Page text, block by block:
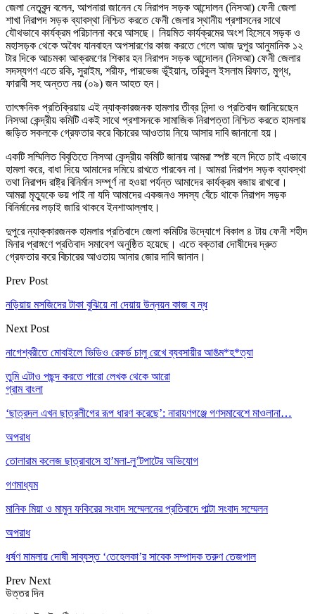
জেলা নেতৃবৃন্দ বলেন, আপনারা জানেন যে নিরাপদ সড়ক আন্দোলন (নিসআ) ফেনী জেলা
শাখা নিরাপদ সড়ক ব্যাবস্থা নিশ্চিত করতে ফেনী জেলার স্থানীয় প্রশাসনের সাথে
যৌথভাবে কার্যক্রম পরিচালনা করে আসছে। নিয়মিত কার্যক্রমের অংশ হিসেবে সড়ক ও
মহাসড়ক থেকে অবৈধ যানবাহন অপসারণের কাজ করতে গেলে আজ দুপুর আনুমানিক ১২
টার দিকে আচমকা আক্রমণের শিকার হন নিরাপদ সড়ক আন্দোলন (নিসআ) ফেনী জেলার
সদস্যগণ এতে রকি, সুরাইম, শরীফ, পারভেজ ভূঁইয়ান, তরিকুল ইসলাম রিফাত, মুগ্ধ,
ফারাবী সহ অন্তত নয় (০৯) জন আহত হন।
তাৎক্ষনিক প্রতিক্রিয়ায় এই ন্যাক্কারজনক হামলার তীব্র নিন্দা ও প্রতিবাদ জানিয়েছেন
নিসআ কেন্দ্রীয় কমিটি একই সাথে প্রশাসনকে সামাজিক নিরাপত্তা নিশ্চিত করতে হামলায়
জড়িত সকলকে গ্রেফতার করে বিচারের আওতায় নিয়ে আসার দাবি জানানো হয়।
একটি সম্মিলিত বিবৃতিতে নিসআ কেন্দ্রীয় কমিটি জানায় আমরা স্পষ্ট বলে দিতে চাই এভাবে
হামলা করে, বাধা দিয়ে আমাদের দমিয়ে রাখতে পারবেন না। আমরা নিরাপদ সড়ক ব্যাবস্থা
তথা নিরাপদ রাষ্ট্র বিনির্মান সম্পূর্ণ না হওয়া পর্যন্ত আমাদের কার্যক্রম বজায় রাখবো।
আমরা মৃত্যুকে ভয় পাই না যদি আমাদের একজনও সদস্য বেঁচে থাকে নিরাপদ সড়ক
বিনির্মানের লড়াই জারি থাকবে ইনশাআল্লাহ।
দুপুরে ন্যাক্কারজনক হামলার প্রতিবাদে জেলা কমিটির উদ্যোগে বিকাল ৪ টায় ফেনী শহীদ
মিনার প্রাঙ্গণে প্রতিবাদ সমাবেশ অনুষ্ঠিত হয়েছে। এতে বক্তারা দোষীদের দ্রুত
গ্রেফতার করে বিচারের আওতায় আনার জোর দাবি জানান।
Prev Post
নড়িয়ায় মসজিদের টাকা বুঝিয়ে না দেয়ায় উন্নয়ন কাজ ব ন্ধ
Next Post
নাগেশ্বরীতে মোবাইলে ভিডিও রেকর্ড চালু রেখে ব্যবসায়ীর আ*ত্ম*হ*ত্যা
তুমি এটাও পছন্দ করতে পারো লেখক থেকে আরো
গ্রাম বাংলা
‘ছাত্রদল এখন ছাত্রলীগের রূপ ধারণ করেছে’: নারায়ণগঞ্জে গণসমাবেশে মাওলানা…
অপরাধ
তোলারাম কলেজ ছাত্রাবাসে হা’মলা-লু’টপাটের অভিযোগ
গণমাধ্যম
মানিক মিয়া ও মামুন ফকিরের সংবাদ সম্মেলনের প্রতিবাদে পাল্টা সংবাদ সম্মেলন
অপরাধ
ধর্ষণ মামলায় দোষী সাব্যস্ত ‘তেহেলকা’র সাবেক সম্পাদক তরুণ তেজপাল
Prev Next
উত্তর দিন